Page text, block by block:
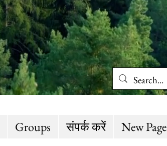
Groups संपर्क करें New Page